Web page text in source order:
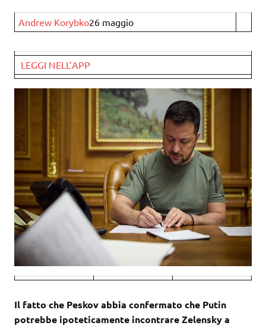
Andrew Korybko26 maggio
LEGGI NELL’APP
Il fatto che Peskov abbia confermato che Putin
potrebbe ipoteticamente incontrare Zelensky a